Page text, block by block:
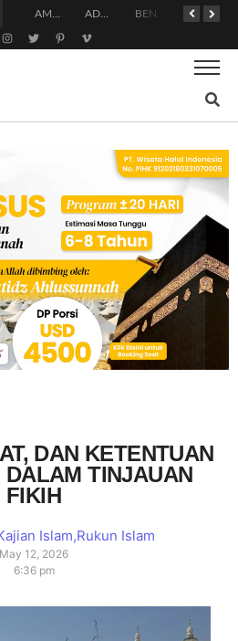
ADAKAH WARNA KHUSUS PAKAIAN BAGI WANITA SAAT MENUNAIKAN SALAT? BISAKAH SIHIR MENGHALANGI PERNIKAHAN? INI PENJELASAN ULAMA DAN CARA MENGOBATINYA MENURUT SYARIAT PAKAH ADA BATAS MINIMAL DAN MAKSIMAL MAHAR DALAM ISLAM?
DAN KETENTUAN
TINJAUAN
FIKIH
Islam,Rukun Islam
May 12, 2026
6:36 pm